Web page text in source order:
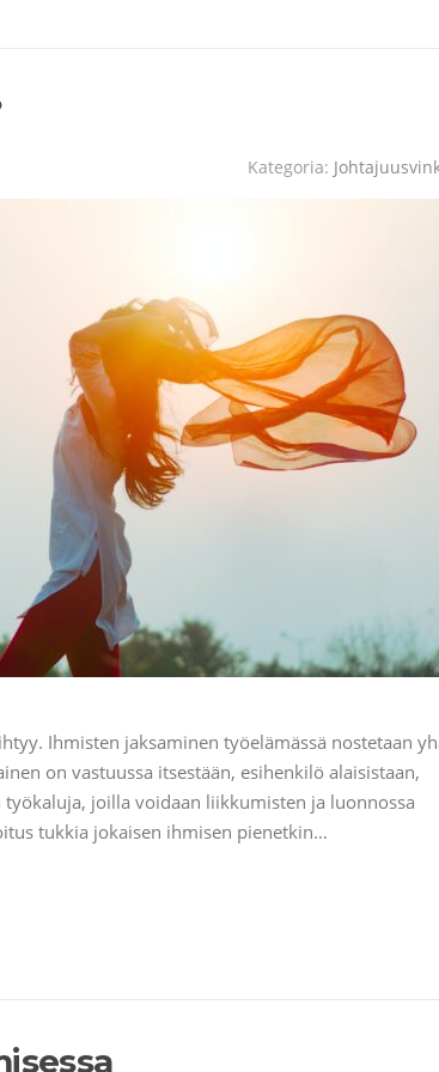
Kategoria:
Ihmisten jaksaminen työelämässä nostetaan
on vastuussa itsestään, esihenkilö alaisistaan,
joilla voidaan liikkumisten ja luonnossa
tukkia jokaisen ihmisen pienetkin…